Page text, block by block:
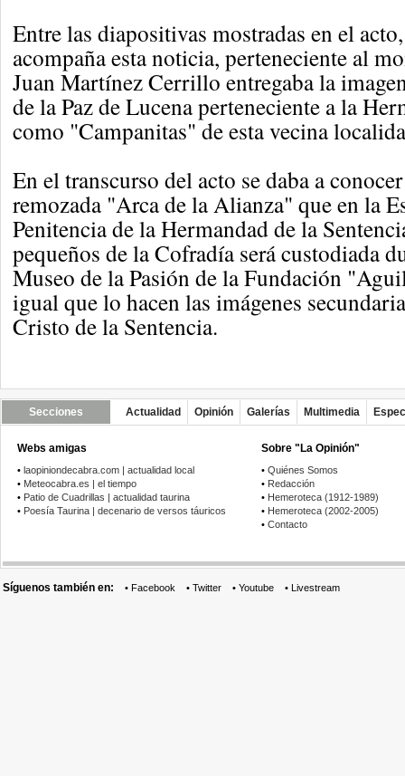
Entre las diapositivas mostradas en el
acompaña esta noticia, perteneciente al
Juan Martínez Cerrillo entregaba la
de la Paz de Lucena perteneciente a la
como "Campanitas" de esta vecina
En el transcurso del acto se daba a
remozada "Arca de la Alianza" que en la
Penitencia de la Hermandad de la
pequeños de la Cofradía será custodiada
Museo de la Pasión de la Fundación
igual que lo hacen las imágenes
Cristo de la Sentencia.
Secciones Actualidad Opinión Galerías Multimedia
Webs amigas
• laopiniondecabra.com | actualidad local
• Meteocabra.es | el tiempo
• Patio de Cuadrillas | actualidad taurina
• Poesía Taurina | decenario de versos táuricos
Sobre "La Opinión"
• Quiénes Somos
• Redacción
• Hemeroteca (1912-1989)
• Hemeroteca (2002-2005)
• Contacto
Síguenos también en: • Facebook • Twitter • Youtube • Livestream